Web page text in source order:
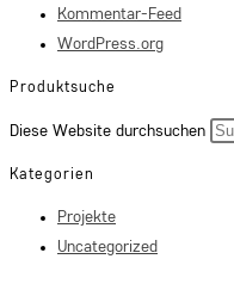
Kommentar-Feed
WordPress.org
Produktsuche
Diese Website durchsuchen
Kategorien
Projekte
Uncategorized